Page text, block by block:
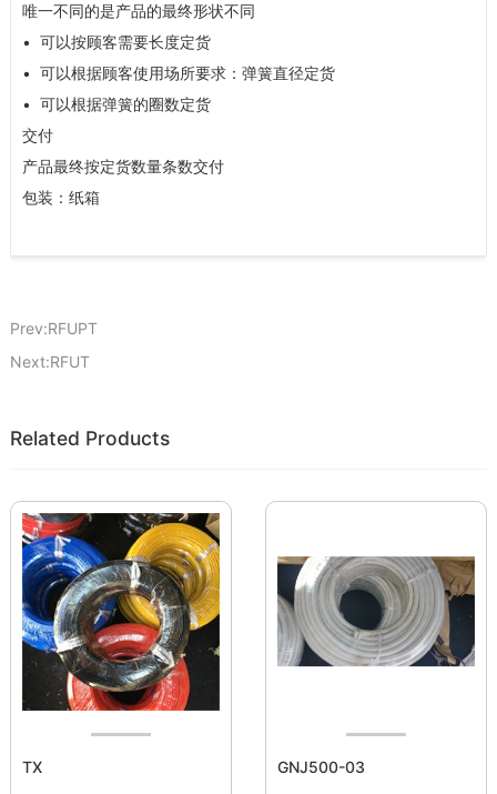
唯一不同的是产品的最终形状不同
• 可以按顾客需要长度定货
• 可以根据顾客使用场所要求：弹簧直径定货
• 可以根据弹簧的圈数定货
交付
产品最终按定货数量条数交付
包装：纸箱
Prev:RFUPT
Next:RFUT
Related Products
TX GNJ500-03